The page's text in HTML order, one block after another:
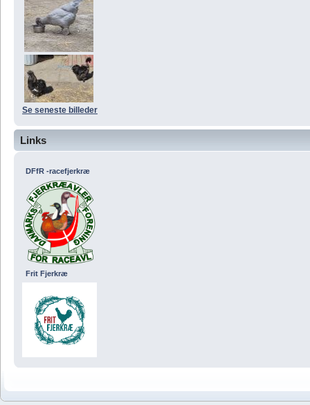
Se seneste billeder
Links
DFfR -racefjerkræ
Frit Fjerkræ